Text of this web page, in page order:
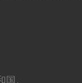
。